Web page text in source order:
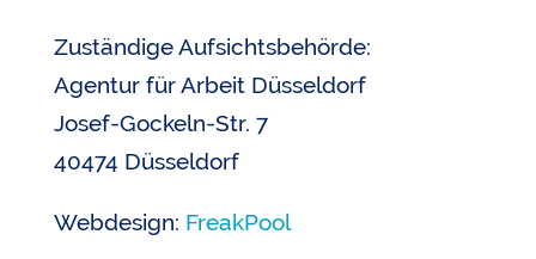
Zuständige Aufsichtsbehörde:
Agentur für Arbeit Düsseldorf
Josef-Gockeln-Str. 7
40474 Düsseldorf
Webdesign: FreakPool